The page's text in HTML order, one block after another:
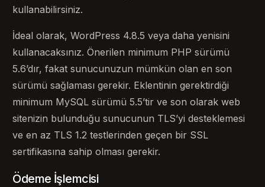
kullanabilirsiniz.
İdeal olarak, WordPress 4.8.5 veya daha yenisini
kullanacaksınız. Önerilen minimum PHP sürümü
5.6’dır, fakat sunucunuzun mümkün olan en son
sürümü sağlaması gerekir. Eklentinin gerektirdiği
minimum MySQL sürümü 5.5’tir ve son olarak web
sitenizin bulunduğu sunucunun TLS’yi desteklemesi
ve en az TLS 1.2 testlerinden geçen bir SSL
sertifikasına sahip olması gerekir.
Ödeme İşlemcisi